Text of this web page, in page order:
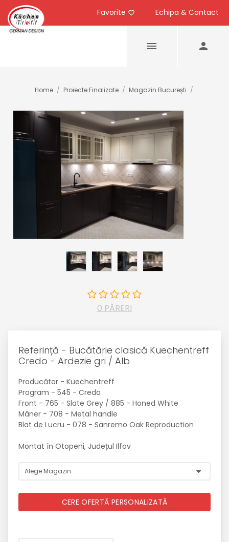
Echipa & Contact
Favorite
Home / Proiecte Finalizate / Magazin București /
0 PĂRERI
Referință - Bucătărie clasică Kuechentreff
Credo - Ardezie gri / Alb
Producător - Kuechentreff
Program - 545 - Credo
Front - 765 - Slate Grey / 885 - Honed White
Mâner - 708 - Metal handle
Blat de Lucru - 078 - Sanremo Oak Reproduction
Montat în Otopeni, Județul Ilfov
CERE OFERTĂ PERSONALIZATĂ